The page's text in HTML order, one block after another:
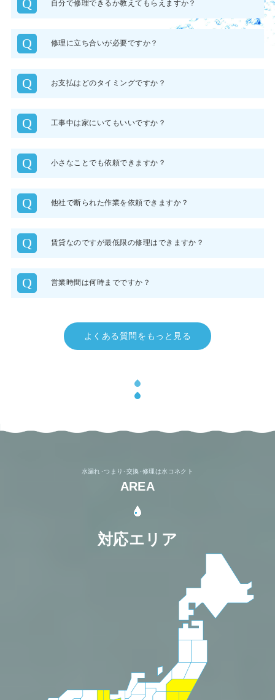
Q 自分で修理できるか教えてもらえますか？
Q 修理に立ち合いが必要ですか？
Q お支払はどのタイミングですか？
Q 工事中は家にいてもいいですか？
Q 小さなことでも依頼できますか？
Q 他社で断られた作業を依頼できますか？
Q 賃貸なのですが最低限の修理はできますか？
Q 営業時間は何時までですか？
よくある質問をもっと見る
水漏れ･つまり･交換･修理は水コネクト
AREA
対応エリア